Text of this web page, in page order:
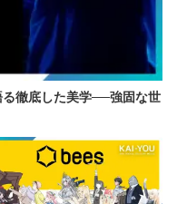
徹底した美学──強固な世